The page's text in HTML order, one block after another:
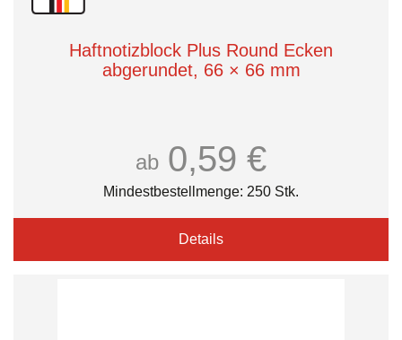
Haftnotizblock Plus Round Ecken
abgerundet, 66 × 66 mm
ab 0,59 €
Mindestbestellmenge: 250 Stk.
Details